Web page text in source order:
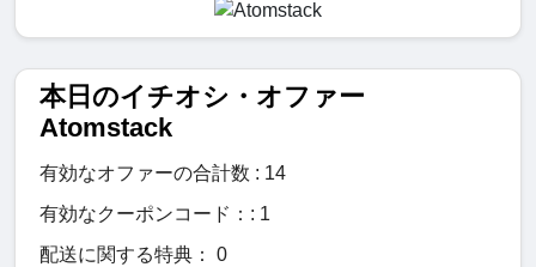
本日のイチオシ・オファー
Atomstack
有効なオファーの合計数 : 14
有効なクーポンコード：: 1
配送に関する特典： 0